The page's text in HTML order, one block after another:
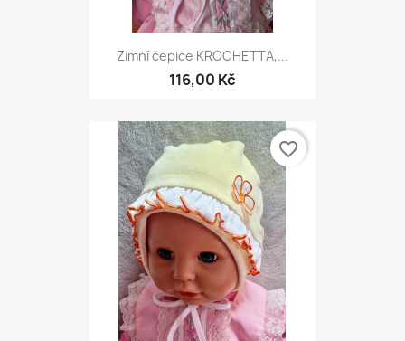
Zimní čepice KROCHETTA,...
116,00 Kč
favorite_border